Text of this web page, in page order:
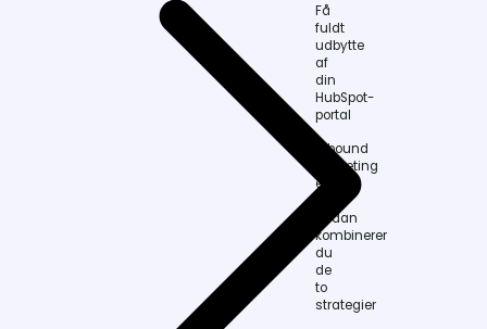
Få
fuldt
udbytte
af
din
HubSpot-
portal
Inbound
Marketing
eller
ABM?
Sådan
kombinerer
du
de
to
strategier